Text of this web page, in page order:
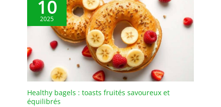
cuisine. Le design
moderne et les
caractéristiques
fonctionnelles les
rendent idéaux pour un
usage quotidien ou pour
des occasions spéciales.
𝐂𝐀𝐃𝐄𝐀𝐔𝐗 𝐏𝐎𝐔𝐑
𝐅𝐄𝐌𝐌𝐄𝐒/𝐇𝐎𝐌𝐌𝐄𝐒 –
10
2025
Healthy bagels : toasts fruités savoureux et
équilibrés